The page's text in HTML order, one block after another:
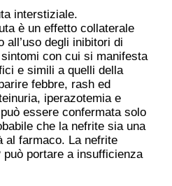
interstiziale.
è un effetto collaterale
all’uso degli inibitori di
con cui si manifesta
e simili a quelli della
febbre, rash ed
iperazotemia e
essere confermata solo
che la nefrite sia una
al farmaco. La nefrite
portare a insufficienza